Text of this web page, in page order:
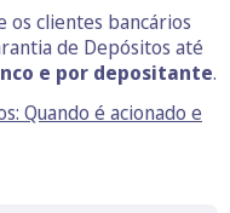
os clientes bancários
de Depósitos até
e por depositante.
Quando é acionado e